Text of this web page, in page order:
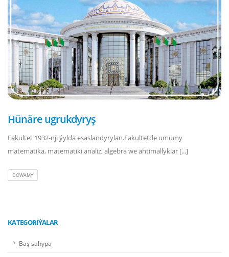
Hünäre ugrukdyryş
Fakultet 1932-nji ýylda esaslandyrylan.Fakultetde umumy
matematika, matematiki analiz, algebra we ähtimallyklar [...]
DOWAMY
KATEGORIÝALAR
Baş sahypa